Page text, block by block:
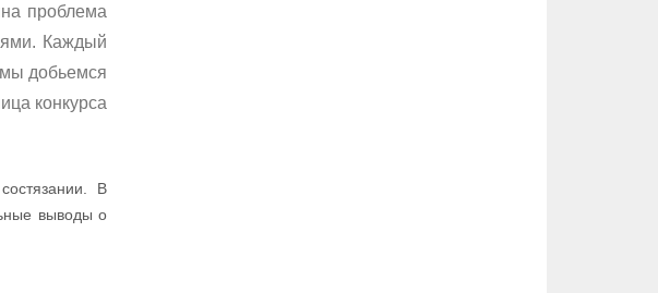
проблема
Каждый
мы добьемся
конкурса
В
выводы о